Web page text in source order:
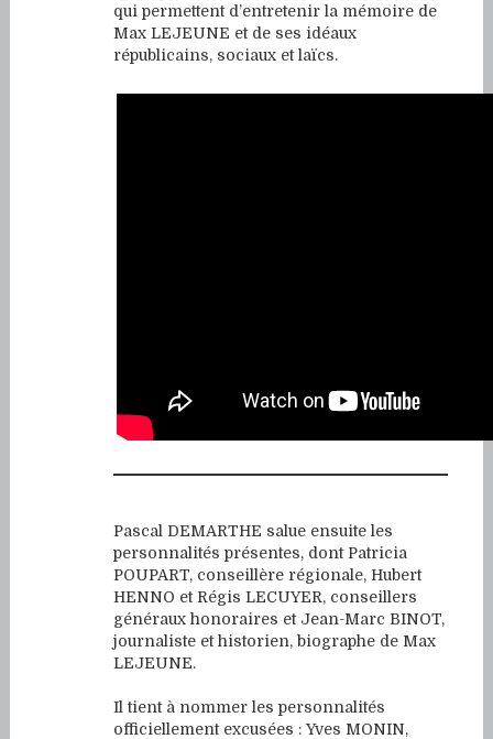
qui permettent d’entretenir la mémoire de
Max LEJEUNE et de ses idéaux
républicains, sociaux et laïcs.
Pascal DEMARTHE salue ensuite les
personnalités présentes, dont Patricia
POUPART, conseillère régionale, Hubert
HENNO et Régis LECUYER, conseillers
généraux honoraires et Jean-Marc BINOT,
journaliste et historien, biographe de Max
LEJEUNE.
Il tient à nommer les personnalités
officiellement excusées : Yves MONIN,